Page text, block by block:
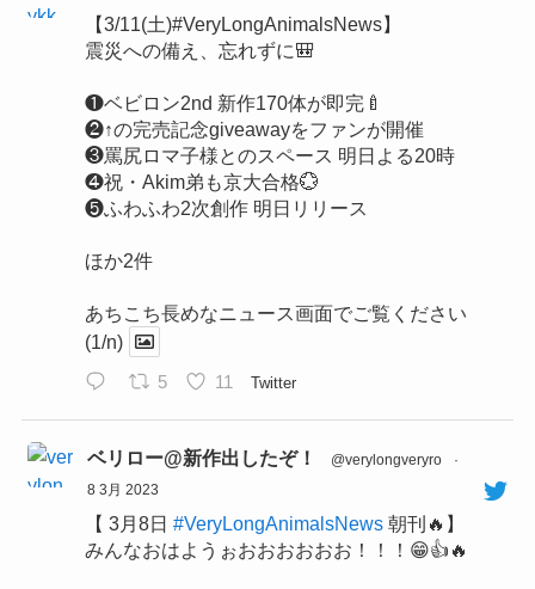
【3/11(土)#VeryLongAnimalsNews】
震災への備え、忘れずに🎒
❶ベビロン2nd 新作170体が即完🍼
❷↑の完売記念giveawayをファンが開催
❸罵尻ロマ子様とのスペース 明日よる20時
❹祝・Akim弟も京大合格💮
❺ふわふわ2次創作 明日リリース
ほか2件
あちこち長めなニュース画面でご覧ください
(1/n)
5 11 Twitter
ベリロー@新作出したぞ！ @verylongveryro
·
8 3月 2023
【 3月8日 #VeryLongAnimalsNews朝刊🔥】
みんなおはようぉおおおおおお！！！😁👍🔥